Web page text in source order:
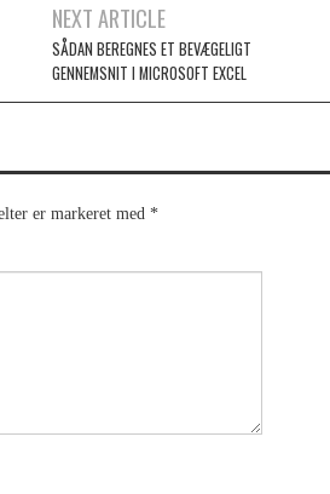
NEXT ARTICLE
SÅDAN BEREGNES ET BEVÆGELIGT
GENNEMSNIT I MICROSOFT EXCEL
er markeret med *